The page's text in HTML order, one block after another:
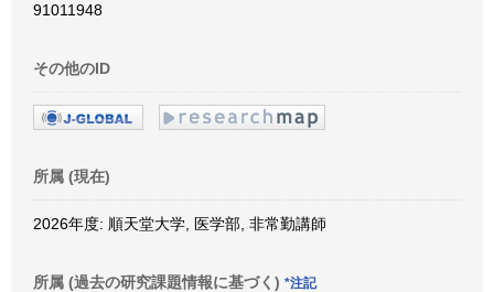
91011948
その他のID
所属 (現在)
2026年度: 順天堂大学, 医学部, 非常勤講師
所属 (過去の研究課題情報に基づく) *注記